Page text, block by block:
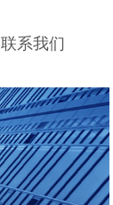
联系我们